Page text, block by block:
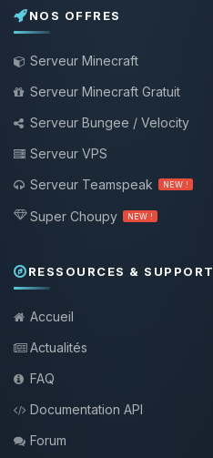
NOS OFFRES
Serveur Minecraft
Serveur Minecraft Gratuit
Serveur Bungee / Velocity
Serveur VPS
Serveur Teamspeak
NEW !
Super Choupy NEW !
RESSOURCES & SUPPORT
Accueil
Actualités
FAQ
Documentation API
Forum